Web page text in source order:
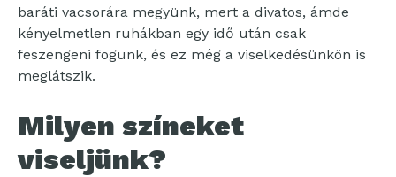
baráti vacsorára megyünk, mert a divatos, ámde
kényelmetlen ruhákban egy idő után csak
feszengeni fogunk, és ez még a viselkedésünkön is
meglátszik.
Milyen színeket
viseljünk?